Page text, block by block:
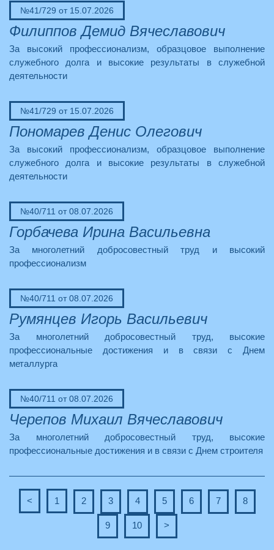
№41/729 от 15.07.2026
Филиппов Демид Вячеславович
За высокий профессионализм, образцовое выполнение
служебного долга и высокие результаты в служебной
деятельности
№41/729 от 15.07.2026
Пономарев Денис Олегович
За высокий профессионализм, образцовое выполнение
служебного долга и высокие результаты в служебной
деятельности
№40/711 от 08.07.2026
Горбачева Ирина Васильевна
За многолетний добросовестный труд и высокий
профессионализм
№40/711 от 08.07.2026
Румянцев Игорь Васильевич
За многолетний добросовестный труд, высокие
профессиональные достижения и в связи с Днем
металлурга
№40/711 от 08.07.2026
Черепов Михаил Вячеславович
За многолетний добросовестный труд, высокие
профессиональные достижения и в связи с Днем строителя
< 1 2 3 4 5 6 7 8
9 10 >